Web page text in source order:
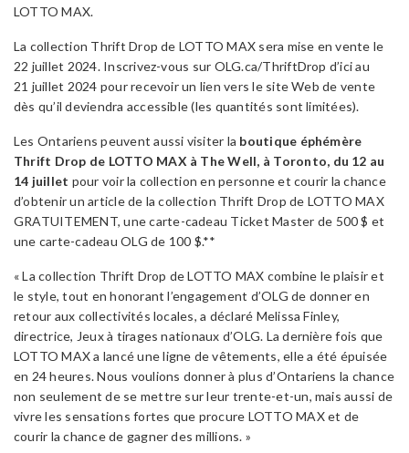
LOTTO MAX.
La collection Thrift Drop de LOTTO MAX sera mise en vente le
22 juillet 2024. Inscrivez-vous sur OLG.ca/ThriftDrop d’ici au
21 juillet 2024 pour recevoir un lien vers le site Web de vente
dès qu’il deviendra accessible (les quantités sont limitées).
Les Ontariens peuvent aussi visiter la boutique éphémère
Thrift Drop de LOTTO MAX à The Well, à Toronto, du 12 au
14 juillet pour voir la collection en personne et courir la chance
d’obtenir un article de la collection Thrift Drop de LOTTO MAX
GRATUITEMENT, une carte-cadeau Ticket Master de 500 $ et
une carte-cadeau OLG de 100 $.**
« La collection Thrift Drop de LOTTO MAX combine le plaisir et
le style, tout en honorant l’engagement d’OLG de donner en
retour aux collectivités locales, a déclaré Melissa Finley,
directrice, Jeux à tirages nationaux d’OLG. La dernière fois que
LOTTO MAX a lancé une ligne de vêtements, elle a été épuisée
en 24 heures. Nous voulions donner à plus d’Ontariens la chance
non seulement de se mettre sur leur trente-et-un, mais aussi de
vivre les sensations fortes que procure LOTTO MAX et de
courir la chance de gagner des millions. »